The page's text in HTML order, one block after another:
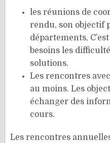
les réunions de
rendu, son objectif
départements,
besoins les
solutions.
Les rencontres
au moins. Les
échanger des
cours.
Les rencontres